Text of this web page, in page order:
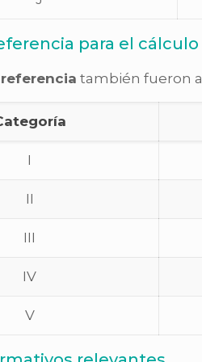
para el
también fueron
I
II
III
IV
V